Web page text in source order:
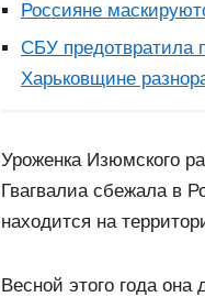
Россияне
СБУ предотвратила
Харьковщине
Уроженка Изюмского
Гвагвалиа сбежала в
находится на
Весной этого года